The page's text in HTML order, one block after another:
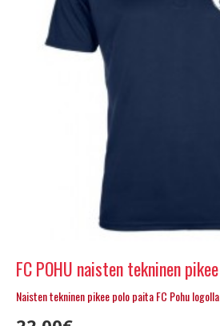
FC POHU naisten tekninen pikee
Naisten tekninen pikee polo paita FC Pohu logolla...